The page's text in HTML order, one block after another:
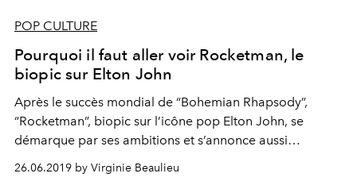
POP CULTURE
Pourquoi il faut aller voir Rocketman, le
biopic sur Elton John
Après le succès mondial de “Bohemian Rhapsody”,
“Rocketman”, biopic sur l’icône pop Elton John, se
démarque par ses ambitions et s’annonce aussi
flamboyant que délirant.
26.06.2019 by Virginie Beaulieu